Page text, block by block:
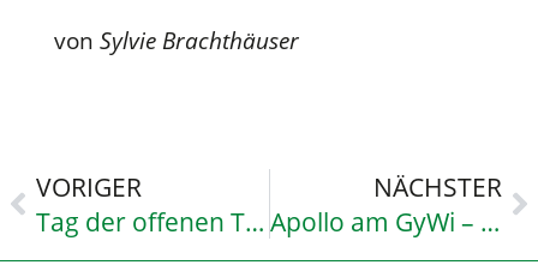
von Sylvie Brachthäuser
VORIGER
Tag der offenen Tür 2024
NÄCHSTER
Apollo am GyWi – ein Theaterstück zu „Cybermobbing“